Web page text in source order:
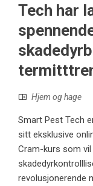
Tech har
Hjem og hage
Smart Pest Tech
sitt eksklusive
Cram-kurs som
revolusjonerende